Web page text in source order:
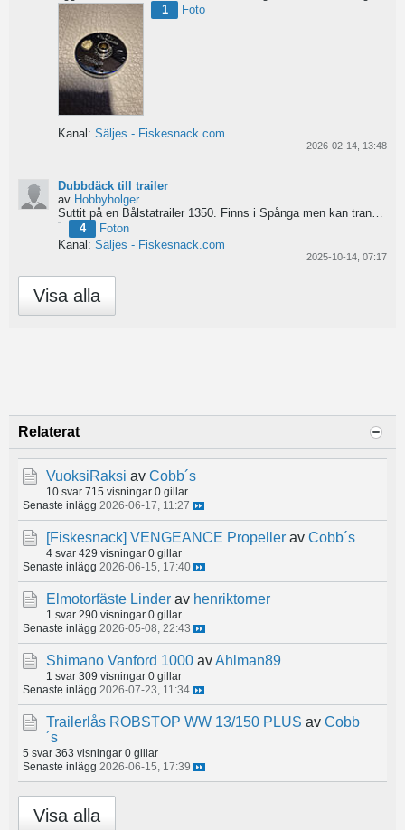
1
Foto
Kanal: Säljes - Fiskesnack.com
2026-02-14, 13:48
Dubbdäck till trailer
av Hobbyholger
Suttit på en Bålstatrailer 1350. Finns i Spånga men kan transporteras mot Linköping. 500kr
4
Foton
Kanal: Säljes - Fiskesnack.com
2025-10-14, 07:17
Visa alla
Relaterat
VuoksiRaksi av Cobb´s
10 svar 715 visningar 0 gillar
Senaste inlägg 2026-06-17, 11:27
[Fiskesnack] VENGEANCE Propeller av Cobb´s
4 svar 429 visningar 0 gillar
Senaste inlägg 2026-06-15, 17:40
Elmotorfäste Linder av henriktorner
1 svar 290 visningar 0 gillar
Senaste inlägg 2026-05-08, 22:43
Shimano Vanford 1000 avAhlman89
1 svar 309 visningar 0 gillar
Senaste inlägg 2026-07-23, 11:34
Trailerlås ROBSTOP WW 13/150 PLUS av Cobb
´s
5 svar 363 visningar 0 gillar
Senaste inlägg 2026-06-15, 17:39
Visa alla